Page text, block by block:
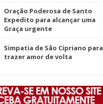
Oração Poderosa de Santo
Expedito para alcançar uma
Graça urgente
Simpatia de São Cipriano para
trazer amor de volta